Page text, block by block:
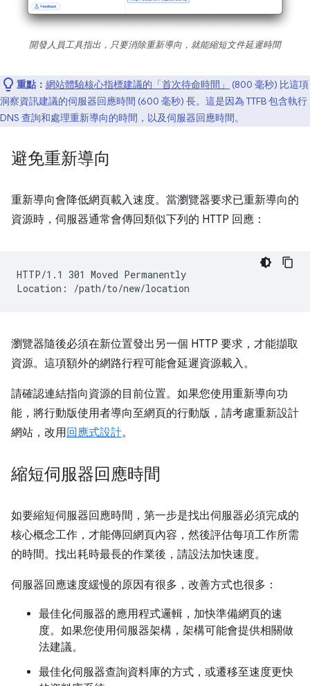
開發人員工具指出，只要消除重新導向，就能縮短文件延遲時間
重點： 網站體驗核心指標建議的「首次待命時間」
(800 毫秒) 比這項
洞察資訊建議的伺服器回應時間 (600 毫秒) 長。這是因為 TTFB 包含執行
DNS 查詢和處理重新導向的時間，以及伺服器回應時間。
避免重新導向
重新導向會降低網頁載入速度。當瀏覽器要求已重新導向的
資源時，伺服器通常會傳回類似下列的 HTTP 回應：
HTTP/1.1 301 Moved Permanently
瀏覽器隨後必須在新位置發出另一個 HTTP 要求，才能擷取
資源。這項額外的網路行程可能會延遲資源載入。
請確認連結指向資源的目前位置。如果您使用重新導向功
能，將行動版使用者導向至網頁的行動版，請考慮重新設計
網站，改用回應式設計。
縮短伺服器回應時間
如要縮短伺服器回應時間，第一步是找出伺服器必須完成的
核心概念工作，才能傳回網頁內容，然後評估每項工作所需
的時間。找出耗時最長的作業後，請設法加快速度。
伺服器回應速度緩慢的原因有很多，改善方式也很多：
最佳化伺服器的應用程式邏輯，加快準備網頁的速
度。如果您使用伺服器架構，架構可能會提供相關做
法建議。
最佳化伺服器查詢資料庫的方式，或遷移至速度更快